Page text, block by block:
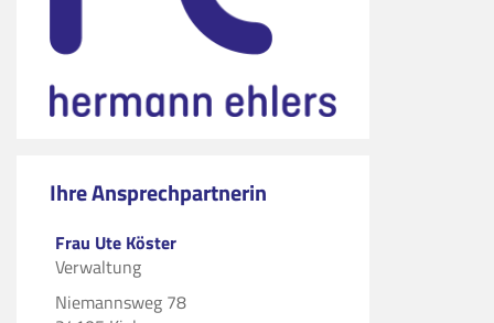
Ihre Ansprechpartnerin
Frau Ute Köster
Verwaltung
Niemannsweg 78